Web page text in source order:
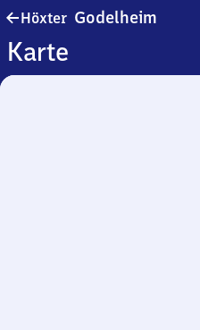
Höxter Godelheim
Karte